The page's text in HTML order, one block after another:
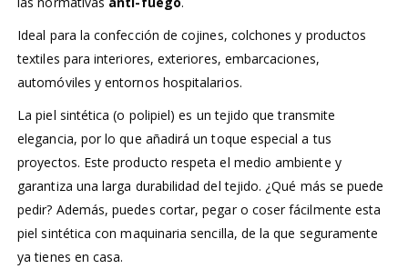
Ideal para la confección de cojines, colchones y productos
textiles para interiores, exteriores, embarcaciones,
automóviles y entornos hospitalarios.
La piel sintética (o polipiel) es un tejido que transmite
elegancia, por lo que añadirá un toque especial a tus
proyectos. Este producto respeta el medio ambiente y
garantiza una larga durabilidad del tejido. ¿Qué más se puede
pedir? Además, puedes cortar, pegar o coser fácilmente esta
piel sintética con maquinaria sencilla, de la que seguramente
ya tienes en casa.